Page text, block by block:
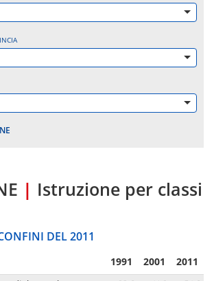
| Istruzione per classi
DEL 2011
1991 2001 2011